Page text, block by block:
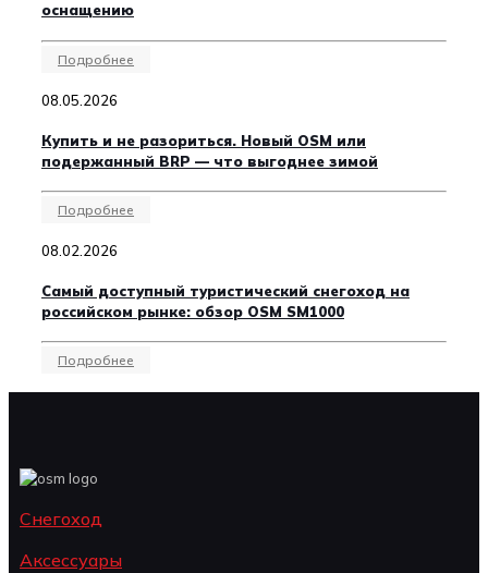
оснащению
Подробнее
08.05.2026
Купить и не разориться. Новый OSM или
подержанный BRP — что выгоднее зимой
Подробнее
08.02.2026
Самый доступный туристический снегоход на
российском рынке: обзор OSM SM1000
Подробнее
Снегоход
Аксессуары